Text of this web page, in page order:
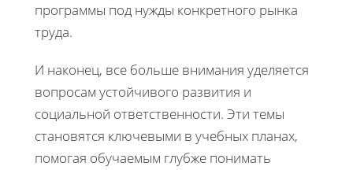
программы под нужды конкретного рынка
труда.
И наконец, все больше внимания уделяется
вопросам устойчивого развития и
социальной ответственности. Эти темы
становятся ключевыми в учебных планах,
помогая обучаемым глубже понимать